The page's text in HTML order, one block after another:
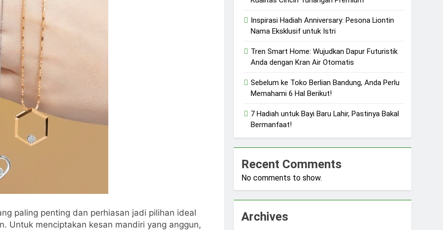
paling penting dan perhiasan jadi pilihan ideal
Untuk menciptakan kesan mandiri yang anggun,
Inspirasi Hadiah Anniversary: Pesona Liontin
Nama Eksklusif untuk Istri
Tren Smart Home: Wujudkan Dapur Futuristik
Anda dengan Kran Air Otomatis
Sebelum ke Toko Berlian Bandung, Anda Perlu
Memahami 6 Hal Berikut!
7 Hadiah untuk Bayi Baru Lahir, Pastinya Bakal
Bermanfaat!
Recent Comments
No comments to show.
Archives